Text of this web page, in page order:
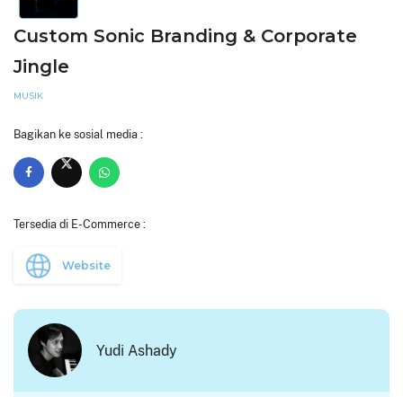
Custom Sonic Branding & Corporate
Jingle
MUSIK
Bagikan ke sosial media :
Tersedia di E-Commerce :
Website
Yudi Ashady